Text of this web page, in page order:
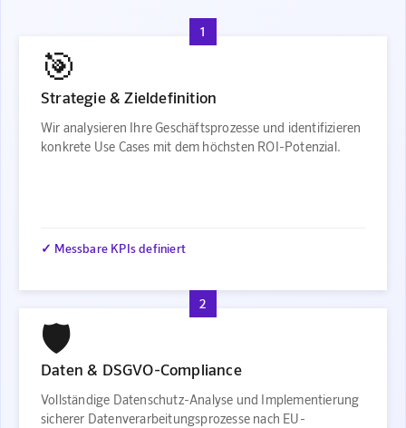
1
🎯
Strategie & Zieldefinition
Wir analysieren Ihre Geschäftsprozesse und identifizieren
konkrete Use Cases mit dem höchsten ROI-Potenzial.
✓ Messbare KPIs definiert
2
🛡️
Daten & DSGVO-Compliance
Vollständige Datenschutz-Analyse und Implementierung
sicherer Datenverarbeitungsprozesse nach EU-